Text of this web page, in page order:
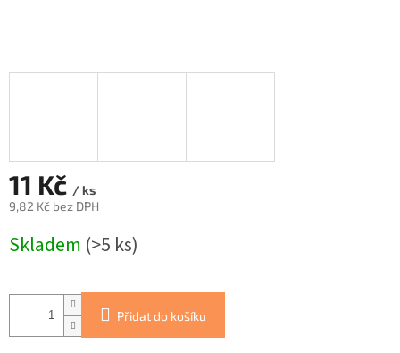
11 Kč / ks
9,82 Kč bez DPH
cena:
Skladem (>5 ks)
Přidat do košíku